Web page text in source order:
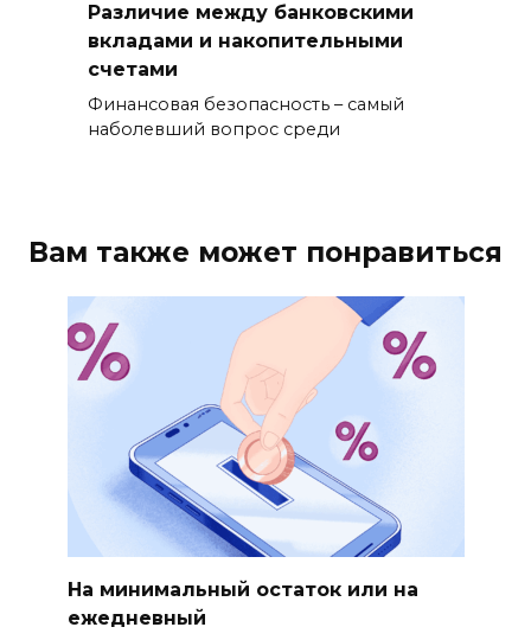
Различие между банковскими
вкладами и накопительными
счетами
Финансовая безопасность – самый
наболевший вопрос среди
Вам также может понравиться
На минимальный остаток или на
ежедневный